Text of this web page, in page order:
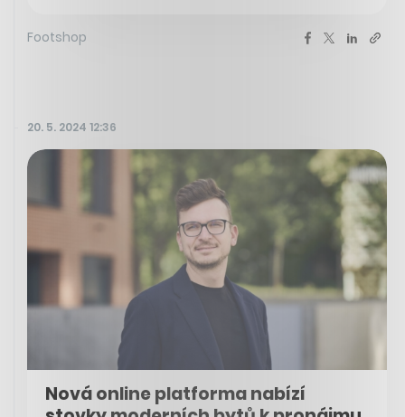
Footshop
20. 5. 2024 12:36
Nová online platforma nabízí